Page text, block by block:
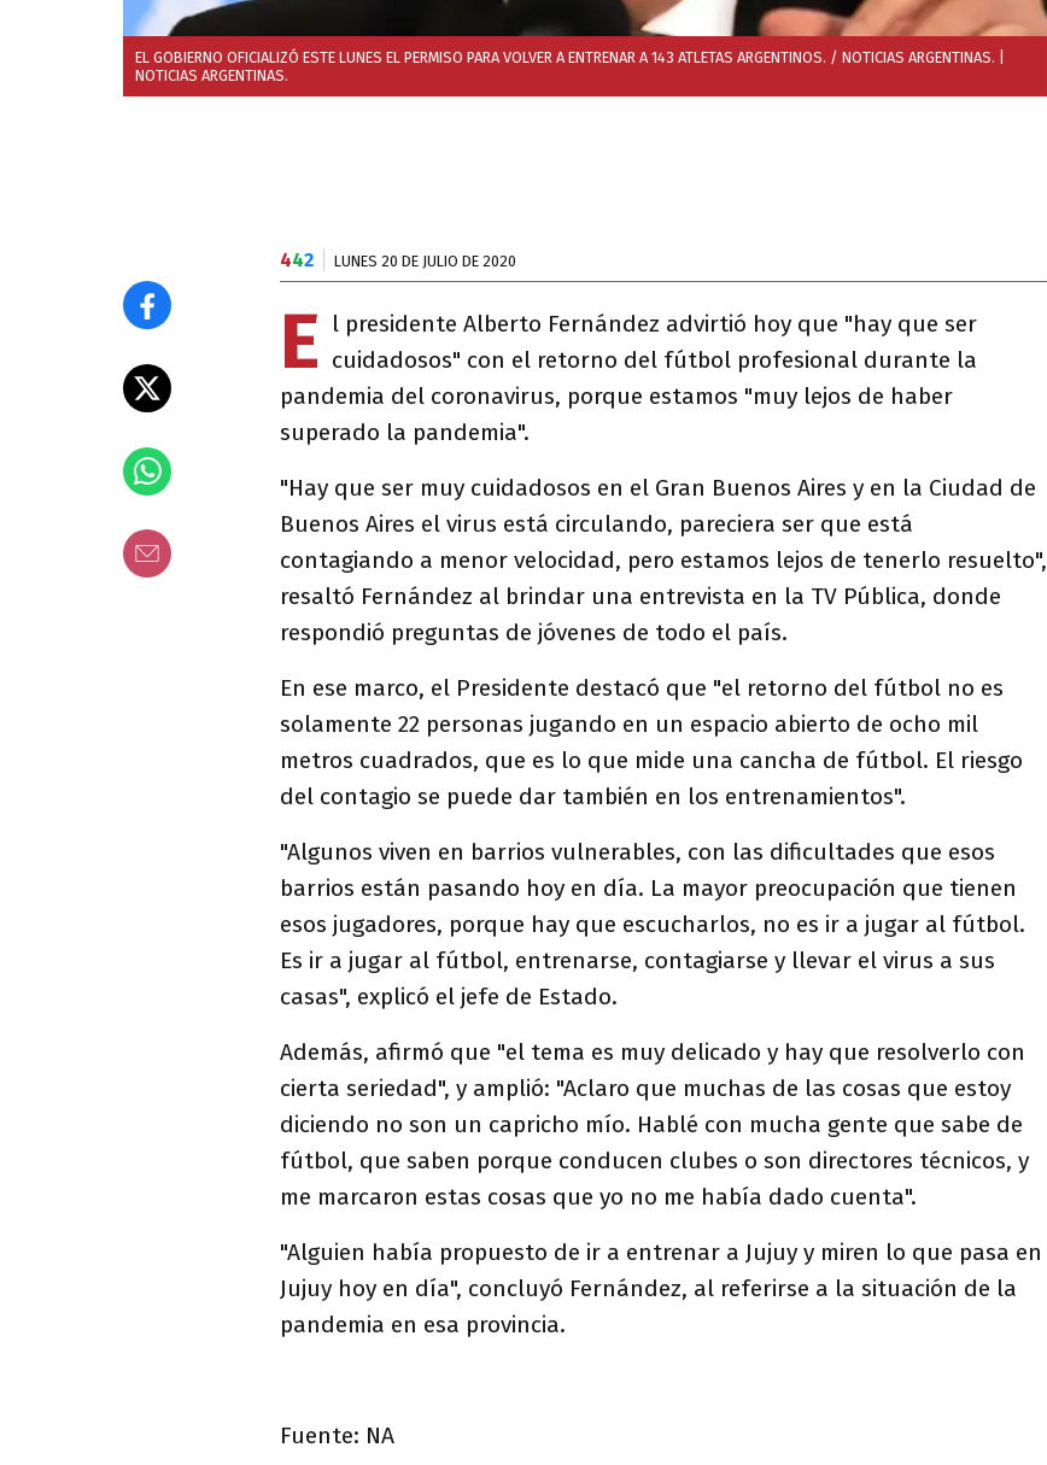
EL GOBIERNO OFICIALIZÓ ESTE LUNES EL PERMISO PARA VOLVER A ENTRENAR A 143 ATLETAS ARGENTINOS. / NOTICIAS ARGENTINAS.
NOTICIAS ARGENTINAS.
442 LUNES 20 DE JULIO DE 2020
E
l presidente Alberto Fernández advirtió hoy que "hay que ser
cuidadosos" con el retorno del fútbol profesional durante la
pandemia del coronavirus, porque estamos "muy lejos de haber
superado la pandemia".
"Hay que ser muy cuidadosos en el Gran Buenos Aires y en la Ciudad de
Buenos Aires el virus está circulando, pareciera ser que está
contagiando a menor velocidad, pero estamos lejos de tenerlo resuelto",
resaltó Fernández al brindar una entrevista en la TV Pública, donde
respondió preguntas de jóvenes de todo el país.
En ese marco, el Presidente destacó que "el retorno del fútbol no es
solamente 22 personas jugando en un espacio abierto de ocho mil
metros cuadrados, que es lo que mide una cancha de fútbol. El riesgo
del contagio se puede dar también en los entrenamientos".
"Algunos viven en barrios vulnerables, con las dificultades que esos
barrios están pasando hoy en día. La mayor preocupación que tienen
esos jugadores, porque hay que escucharlos, no es ir a jugar al fútbol.
Es ir a jugar al fútbol, entrenarse, contagiarse y llevar el virus a sus
casas", explicó el jefe de Estado.
Además, afirmó que "el tema es muy delicado y hay que resolverlo con
cierta seriedad", y amplió: "Aclaro que muchas de las cosas que estoy
diciendo no son un capricho mío. Hablé con mucha gente que sabe de
fútbol, que saben porque conducen clubes o son directores técnicos, y
me marcaron estas cosas que yo no me había dado cuenta".
"Alguien había propuesto de ir a entrenar a Jujuy y miren lo que pasa en
Jujuy hoy en día", concluyó Fernández, al referirse a la situación de la
pandemia en esa provincia.
Fuente: NA